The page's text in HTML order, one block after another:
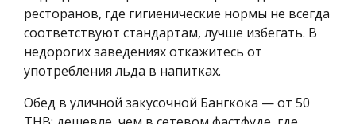
ресторанов, где гигиенические нормы не всегда
соответствуют стандартам, лучше избегать. В
недорогих заведениях откажитесь от
употребления льда в напитках.
Обед в уличной закусочной Бангкока — от 50